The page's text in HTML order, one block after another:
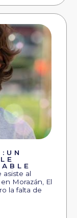
asiste al
Morazán, El
la falta de